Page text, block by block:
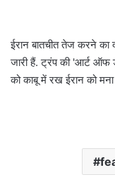
ईरान बातचीत तेज करने का
जारी हैं. ट्रंप की 'आर्ट ऑफ
को काबू में रख ईरान को